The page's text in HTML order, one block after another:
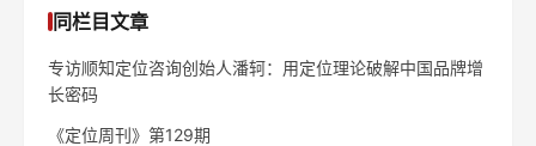
同栏目文章
专访顺知定位咨询创始人潘轲：用定位理论破解中国品牌增
长密码
《定位周刊》第129期